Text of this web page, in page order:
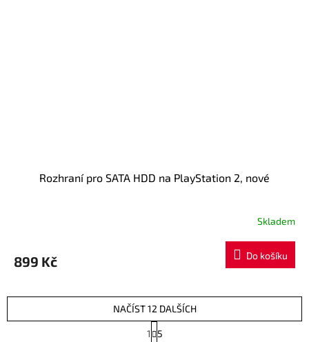
Rozhraní pro SATA HDD na PlayStation 2, nové
Skladem
899 Kč Do košíku
NAČÍST 12 DALŠÍCH
S
1
5